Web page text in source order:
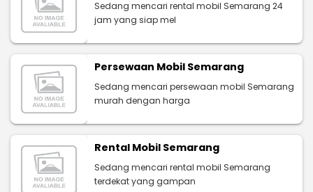
Sedang mencari rental mobil Semarang 24
jam yang siap mel
Persewaan Mobil Semarang
Sedang mencari persewaan mobil Semarang
murah dengan harga
Rental Mobil Semarang
Sedang mencari rental mobil Semarang
terdekat yang gampan